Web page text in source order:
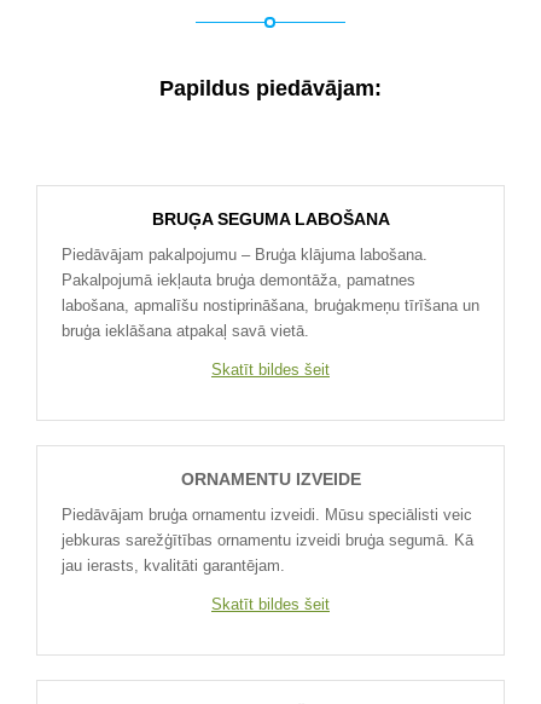
Papildus piedāvājam:
BRUĢA SEGUMA LABOŠANA
Piedāvājam pakalpojumu – Bruģa klājuma labošana.
Pakalpojumā iekļauta bruģa demontāža, pamatnes
labošana, apmalīšu nostiprināšana, bruģakmeņu tīrīšana un
bruģa ieklāšana atpakaļ savā vietā.
Skatīt bildes šeit
ORNAMENTU IZVEIDE
Piedāvājam bruģa ornamentu izveidi. Mūsu speciālisti veic
jebkuras sarežģītības ornamentu izveidi bruģa segumā. Kā
jau ierasts, kvalitāti garantējam.
Skatīt bildes šeit